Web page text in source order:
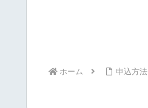
ホーム 申込方法